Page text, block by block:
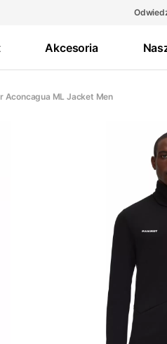
Akcesoria
Aconcagua ML Jacket Men